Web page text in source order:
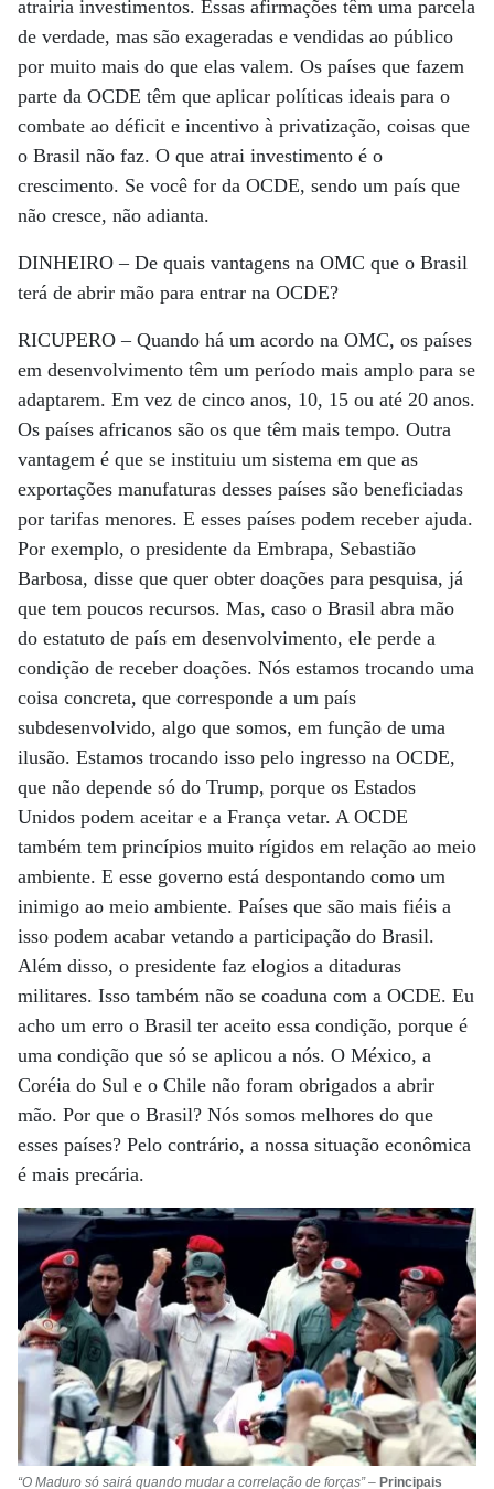
atrairia investimentos. Essas afirmações têm uma parcela
de verdade, mas são exageradas e vendidas ao público
por muito mais do que elas valem. Os países que fazem
parte da OCDE têm que aplicar políticas ideais para o
combate ao déficit e incentivo à privatização, coisas que
o Brasil não faz. O que atrai investimento é o
crescimento. Se você for da OCDE, sendo um país que
não cresce, não adianta.
DINHEIRO –De quais vantagens na OMC que o Brasil
terá de abrir mão para entrar na OCDE?
RICUPERO –Quando há um acordo na OMC, os países
em desenvolvimento têm um período mais amplo para se
adaptarem. Em vez de cinco anos, 10, 15 ou até 20 anos.
Os países africanos são os que têm mais tempo. Outra
vantagem é que se instituiu um sistema em que as
exportações manufaturas desses países são beneficiadas
por tarifas menores. E esses países podem receber ajuda.
Por exemplo, o presidente da Embrapa, Sebastião
Barbosa, disse que quer obter doações para pesquisa, já
que tem poucos recursos. Mas, caso o Brasil abra mão
do estatuto de país em desenvolvimento, ele perde a
condição de receber doações. Nós estamos trocando uma
coisa concreta, que corresponde a um país
subdesenvolvido, algo que somos, em função de uma
ilusão. Estamos trocando isso pelo ingresso na OCDE,
que não depende só do Trump, porque os Estados
Unidos podem aceitar e a França vetar. A OCDE
também tem princípios muito rígidos em relação ao meio
ambiente. E esse governo está despontando como um
inimigo ao meio ambiente. Países que são mais fiéis a
isso podem acabar vetando a participação do Brasil.
Além disso, o presidente faz elogios a ditaduras
militares. Isso também não se coaduna com a OCDE. Eu
acho um erro o Brasil ter aceito essa condição, porque é
uma condição que só se aplicou a nós. O México, a
Coréia do Sul e o Chile não foram obrigados a abrir
mão. Por que o Brasil? Nós somos melhores do que
esses países? Pelo contrário, a nossa situação econômica
é mais precária.
“O Maduro só sairá quando mudar a correlação de forças”– Principais